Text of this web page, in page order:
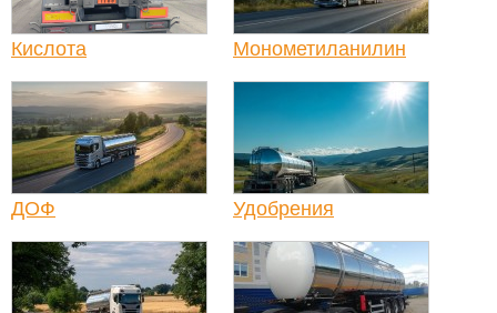
Кислота Монометиланилин
ДОФ Удобрения